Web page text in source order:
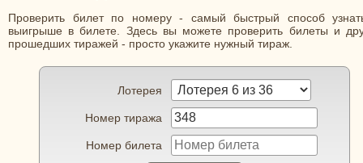
Проверить билет по номеру - самый быстрый способ
выигрыше в билете. Здесь вы можете проверить билеты и
прошедших тиражей - просто укажите нужный тираж.
Лотерея
Номер тиража
Номер билета